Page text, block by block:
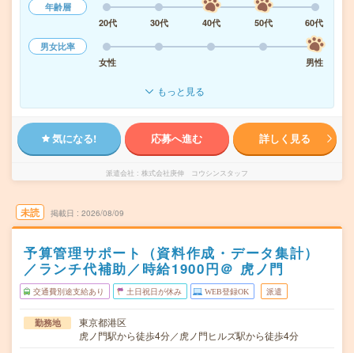
年齢層
20代
30代 40代 50代
60代
男女比率
女性
男性
もっと見る
気になる! 応募へ進む 詳しく見る
派遣会社 株式会社庚伸 コウシンスタッフ
未読 掲載日 2026/08/09
予算管理サポート（資料作成・データ集計）
／ランチ代補助／時給1900円＠ 虎ノ門
交通費別途支給あり 土日祝日が休み WEB登録OK 派遣
勤務地
東京都港区
虎ノ門駅から徒歩4分／虎ノ門ヒルズ駅から徒歩4分